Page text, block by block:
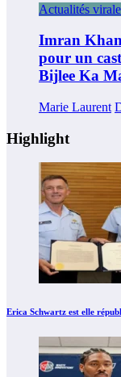
Actualités
Imran Khan
pour un
Bijlee Ka
Marie Laurent
Highlight
Erica Schwartz est elle